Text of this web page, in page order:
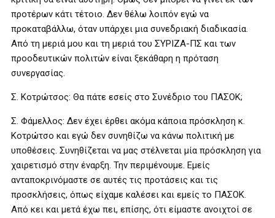
προτέρων κάτι τέτοιο. Δεν θέλω λοιπόν εγώ να
προκαταβάλλω, όταν υπάρχει μια συνεδριακή διαδικασία.
Από τη μεριά μου και τη μεριά του ΣΥΡΙΖΑ-ΠΣ και των
προοδευτικών πολιτών είναι ξεκάθαρη η πρόταση
συνεργασίας.
Σ. Κοτρώτσος: Θα πάτε εσείς στο Συνέδριο του ΠΑΣΟΚ;
Σ. Φάμελλος: Δεν έχει έρθει ακόμα κάποια πρόσκληση κ.
Κοτρώτσο και εγώ δεν συνηθίζω να κάνω πολιτική με
υποθέσεις. Συνηθίζεται να μας στέλνεται μία πρόσκληση για
χαιρετισμό στην έναρξη. Την περιμένουμε. Εμείς
ανταποκρινόμαστε σε αυτές τις προτάσεις και τις
προσκλήσεις, όπως είχαμε καλέσει και εμείς το ΠΑΣΟΚ.
Από κει και μετά έχω πει, επίσης, ότι είμαστε ανοιχτοί σε